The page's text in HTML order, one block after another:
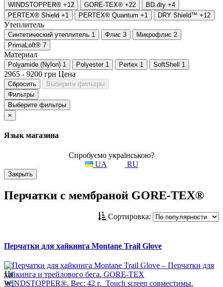
WINDSTOPPER® +12 GORE-TEX® +22 BD.dry +4
PERTEX® Shield +1 PERTEX® Quantum +1 DRY Shield™ +12
Утеплитель
Синтетический утеплитель 1 Флис 3 Микрофлис 2
PrimaLoft® 7
Материал
Polyamide (Nylon) 1 Polyester 1 Pertex 1 SoftShell 1
2965 - 9200 грн Цена
Сбросить
Выберите фильтры
Фильтры
Выберите фильтры
×
Язык магазина
Спробуємо українською?
UA
RU
Закрыть
Перчатки с мембраной GORE-TEX®
Сортировка:
Перчатки для хайкинга Montane Trail Glove